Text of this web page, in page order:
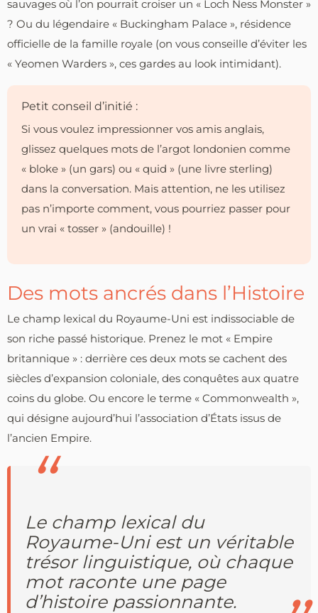
sauvages où l’on pourrait croiser un « Loch Ness Monster »
? Ou du légendaire « Buckingham Palace », résidence
officielle de la famille royale (on vous conseille d’éviter les
« Yeomen Warders », ces gardes au look intimidant).
Petit conseil d’initié :
Si vous voulez impressionner vos amis anglais,
glissez quelques mots de l’argot londonien comme
« bloke » (un gars) ou « quid » (une livre sterling)
dans la conversation. Mais attention, ne les utilisez
pas n’importe comment, vous pourriez passer pour
un vrai « tosser » (andouille) !
Des mots ancrés dans l’Histoire
Le champ lexical du Royaume-Uni est indissociable de
son riche passé historique. Prenez le mot « Empire
britannique » : derrière ces deux mots se cachent des
siècles d’expansion coloniale, des conquêtes aux quatre
coins du globe. Ou encore le terme « Commonwealth »,
qui désigne aujourd’hui l’association d’États issus de
l’ancien Empire.
Le champ lexical du
Royaume-Uni est un véritable
trésor linguistique, où chaque
mot raconte une page
d’histoire passionnante.